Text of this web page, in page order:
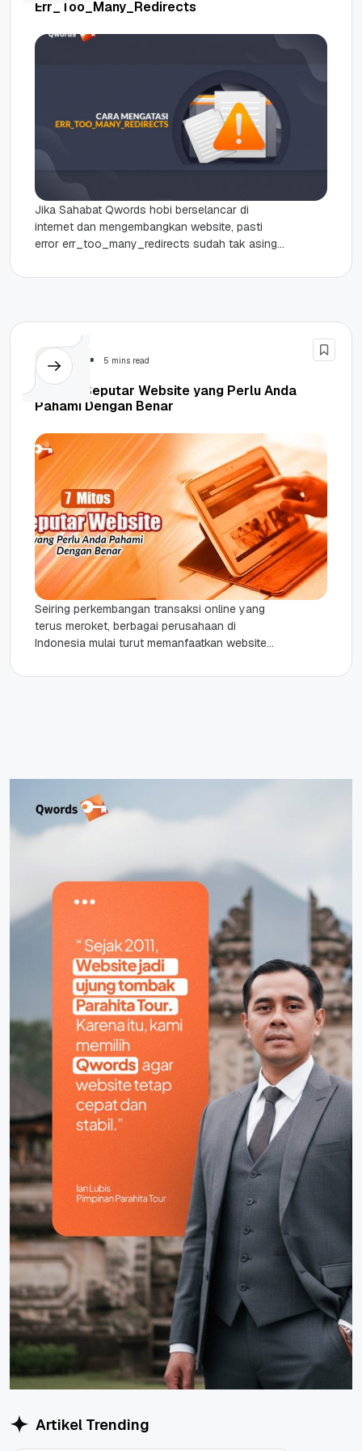
Err_Too_Many_Redirects
Jika Sahabat Qwords hobi berselancar di
internet dan mengembangkan website, pasti
error err_too_many_redirects sudah tak asing
situs...
Website 5 mins read
7 Mitos Seputar Website yang Perlu Anda
Pahami Dengan Benar
Seiring perkembangan transaksi online yang
terus meroket, berbagai perusahaan di
Indonesia mulai turut memanfaatkan website
perusahaan yang masih sentimen...
Artikel Trending